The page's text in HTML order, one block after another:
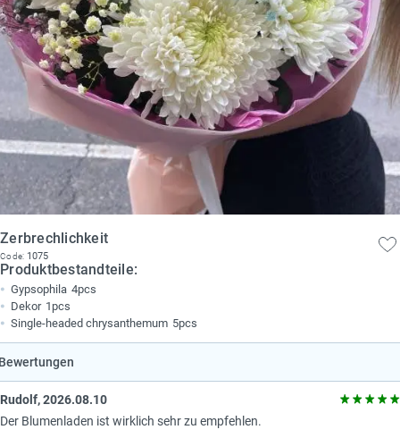
Zerbrechlichkeit
Code: 1075
Produktbestandteile:
Gypsophila 4pcs
Dekor 1pcs
Single-headed chrysanthemum 5pcs
Rudolf, 2026.08.10
Der Blumenladen ist wirklich sehr zu empfehlen.